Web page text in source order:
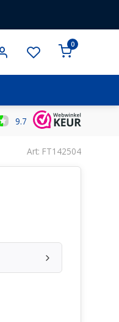
0
VANAF € 100 BINNEN
9.7
Art: FT142504